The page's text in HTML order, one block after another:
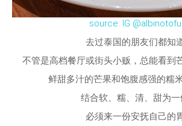
source: IG @albinotofu
去过泰国的朋友们都知
不管是高档餐厅或街头小贩，总能看到
鲜甜多汁的芒果和饱腹感强的糯
结合软、糯、清、甜为一
必须来一份安抚自己的